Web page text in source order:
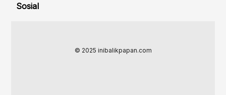
Sosial
© 2025 inibalikpapan.com